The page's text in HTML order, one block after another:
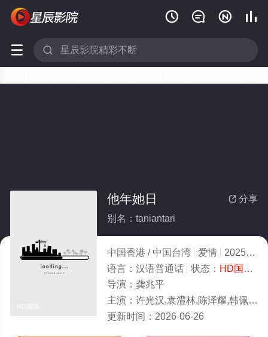
   
 
 分享
他年她日
别名：taniantari
中国香港 / 中国台湾 爱情 2025
2.0
语言： 汉语普通话 状态： HD国语/高清
导演： 龚兆平
主演： 许光汉,袁澧林,陈泽耀,韩佩瑶,董玮,陈辉虹,骆振伟,许恩怡,谢咏欣
更新时间： 2026-06-26